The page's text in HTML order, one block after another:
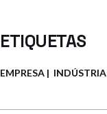
ETIQUETAS
EMPRESA INDÚSTRIA